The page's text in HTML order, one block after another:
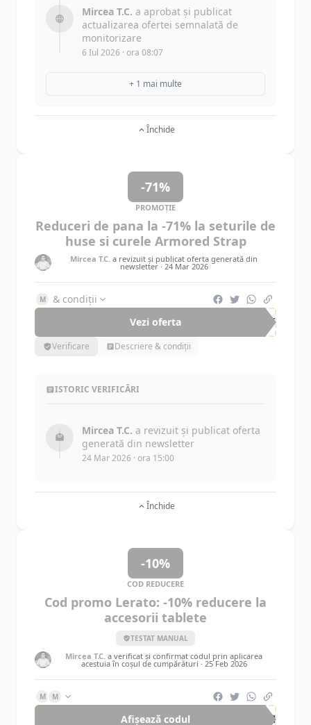
Mircea T.C. a aprobat și publicat
actualizarea ofertei semnalată de
monitorizare
6 Iul 2026 · ora 08:07
+ 1 mai multe
Închide
-71%
PROMOȚIE
Reduceri de pana la -71% la seturile de
huse si curele Armored Strap
Mircea T.C. a revizuit și publicat oferta generată din
newsletter · 24 Mar 2026
M
& condiții
Vezi oferta
-71%
Verificare Descriere & condiții
ISTORIC VERIFICĂRI
Mircea T.C. a revizuit și publicat oferta
generată din newsletter
24 Mar 2026 · ora 15:00
Închide
-10%
COD REDUCERE
Cod promo Lerato: -10% reducere la
accesorii tablete
TESTAT MANUAL
Mircea T.C. a verificat și confirmat codul prin aplicarea
acestuia în coșul de cumpărături · 25 Feb 2026
M M
Afișează codul TAB